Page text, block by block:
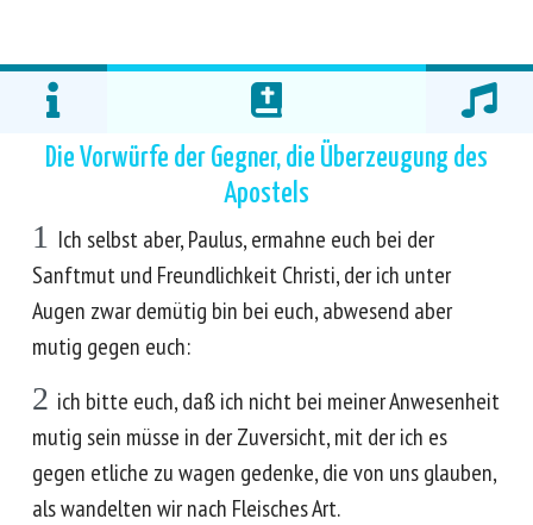
Die Vorwürfe der Gegner, die Überzeugung des
Apostels
1 Ich selbst aber, Paulus, ermahne euch bei der
Sanftmut und Freundlichkeit Christi, der ich unter
Augen zwar demütig bin bei euch, abwesend aber
mutig gegen euch:
2 ich bitte euch, daß ich nicht bei meiner Anwesenheit
mutig sein müsse in der Zuversicht, mit der ich es
gegen etliche zu wagen gedenke, die von uns glauben,
als wandelten wir nach Fleisches Art.